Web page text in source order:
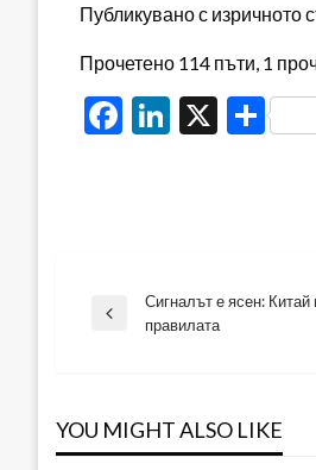
Публикувано с изричното
Прочетено 114 пъти, 1
Facebook
LinkedIn
X
Previous
Сигналът е ясен:
правилата
YOU MIGHT ALSO LIKE